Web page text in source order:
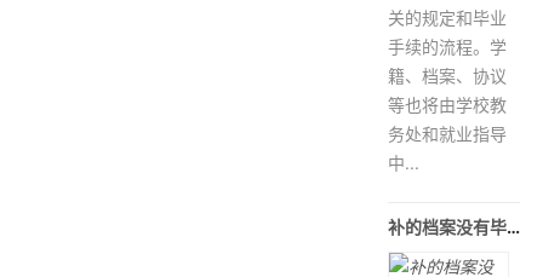
关的规定和毕业
手续的流程。学
籍、档案、协议
等也将由学校教
务处和就业指导
中...
补的档案没有毕业生登记表怎么办？